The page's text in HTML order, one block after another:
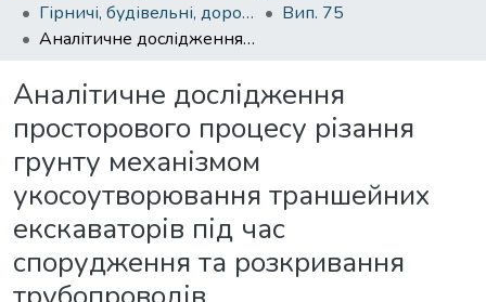
Гірничі, будівельні, дорожні та меліоративні машини
Вип. 75
Аналітичне дослідження просторового процесу різання грунту механізмом укосоутворювання траншейних екскаваторів під час спорудження та розкривання трубопроводів
Аналітичне дослідження
просторового процесу різання
грунту механізмом
укосоутворювання траншейних
екскаваторів під час
спорудження та розкривання